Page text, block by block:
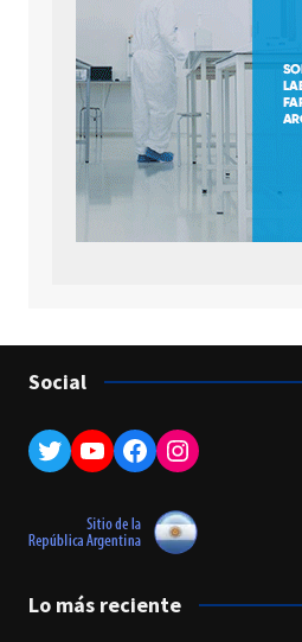
Social
Twitter
YouTube
Facebook
Instagram
Lo más reciente